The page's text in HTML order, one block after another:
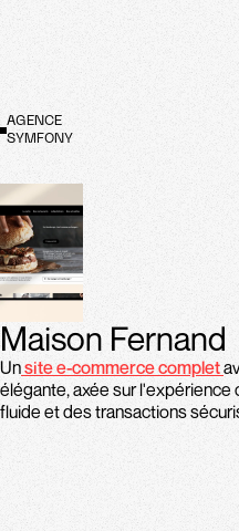
AGENCE
SYMFONY
Maison Fernand
Unsite e-commerce complet
élégante, axée sur l'expérience
fluide et des transactions